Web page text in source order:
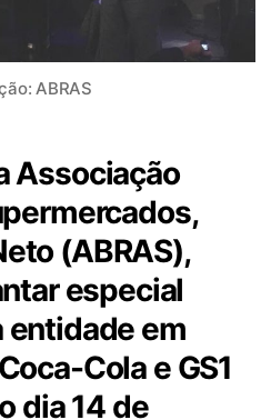
ABRAS
Associação
(ABRAS),
especial
entidade em
Cola e GS1
dia 14 de